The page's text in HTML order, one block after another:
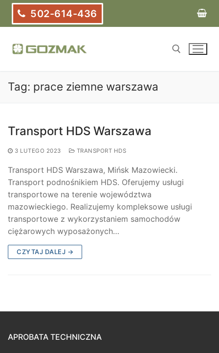
Przejdź
treści
502-614-436
Szukaj:
Tag: prace ziemne warszawa
Transport HDS Warszawa
3 LUTEGO 2023 TRANSPORT HDS
Transport HDS Warszawa, Mińsk Mazowiecki.
Transport podnośnikiem HDS. Oferujemy usługi
transportowe na terenie województwa
mazowieckiego. Realizujemy kompleksowe usługi
transportowe z wykorzystaniem samochodów
ciężarowych wyposażonych…
CZYTAJ DALEJ →
APROBATA TECHNICZNA